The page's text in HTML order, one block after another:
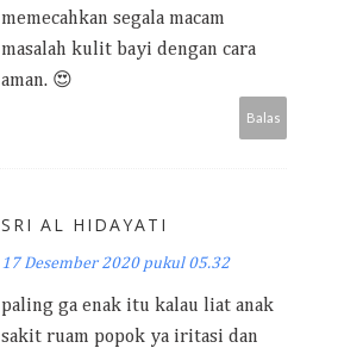
memecahkan segala macam
masalah kulit bayi dengan cara
aman. 😍
Balas
SRI AL HIDAYATI
17 Desember 2020 pukul 05.32
paling ga enak itu kalau liat anak
sakit ruam popok ya iritasi dan